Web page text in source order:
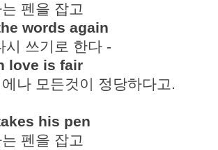
펜을 잡고
words again
시 쓰기로 한다 -
love is fair
나 모든것이 정당하다고.
his pen
펜을 잡고